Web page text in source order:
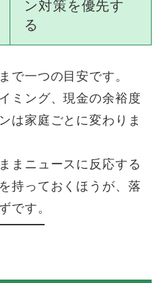
ン対策を優先す
る
で一つの目安です。
ミング、現金の余裕度
は家庭ごとに変わりま
まニュースに反応する
持っておくほうが、落
です。